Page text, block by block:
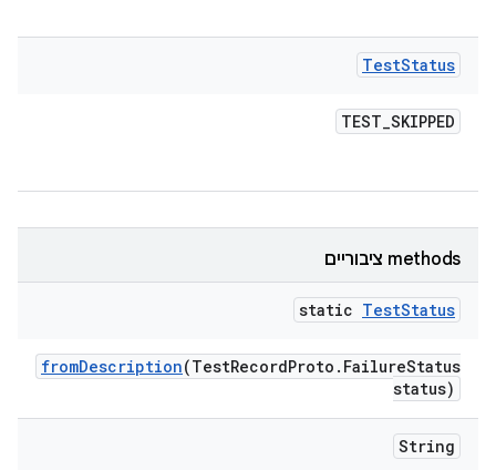
TestStatus
TEST_SKIPPED
‫methods ציבוריים
static TestStatus
fromDescription(TestRecordProto . FailureStatus
status)
String